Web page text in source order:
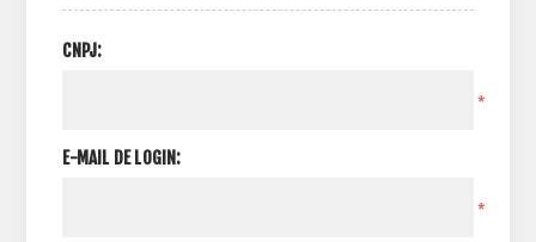
CNPJ:
*
E-MAIL DE LOGIN:
*